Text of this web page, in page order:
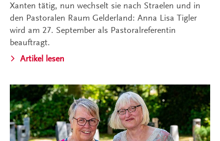
Xanten tätig, nun wechselt sie nach Straelen und in
den Pastoralen Raum Gelderland: Anna Lisa Tigler
wird am 27. September als Pastoralreferentin
beauftragt.
Artikel lesen